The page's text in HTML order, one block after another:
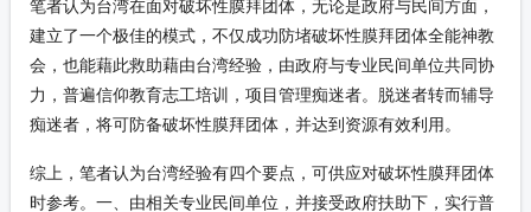
笔者认为台湾在面对破坏性膜拜团体，无论是政府与民间方面，
建立了一个极佳的模式，不仅成功防堵破坏性膜拜团体全能神教
会，也能藉此救助藉由台湾经验，由政府与专业民间单位共同协
力，普遍信仰教育志工培训，项目管理痴迷者。脱迷者转而辅导
痴迷者，将可防备破坏性膜拜团体，并达到资源有效利用。
综上，笔者认为台湾经验有四个要点，可供应对破坏性膜拜团体
时参考。一、由相关专业民间单位，并接受政府扶助下，实行普